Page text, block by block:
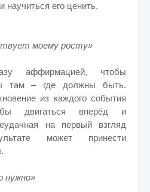
его ценить.
моему росту»
аффирмацией, чтобы
там – где должны быть.
из каждого события
двигаться вперёд и
на первый взгляд
может принести
нужно»